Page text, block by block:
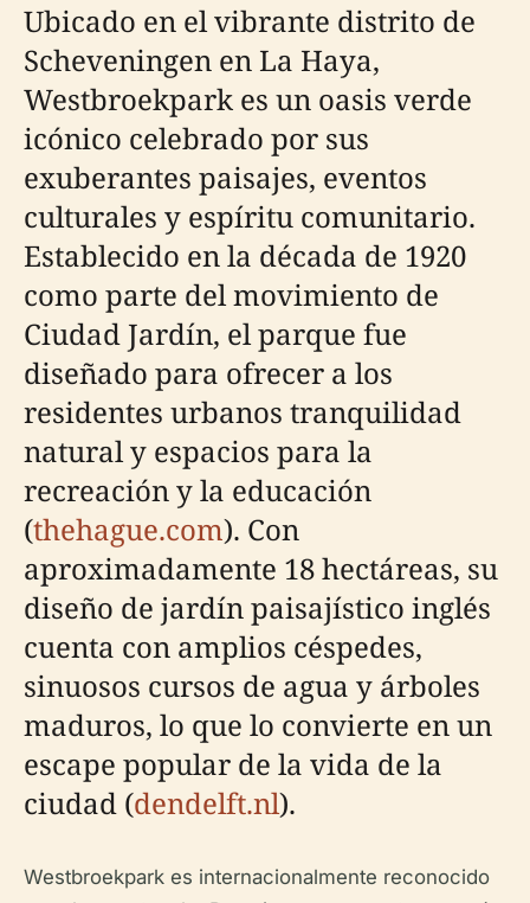
Ubicado en el vibrante distrito de
Scheveningen en La Haya,
Westbroekpark es un oasis verde
icónico celebrado por sus
exuberantes paisajes, eventos
culturales y espíritu comunitario.
Establecido en la década de 1920
como parte del movimiento de
Ciudad Jardín, el parque fue
diseñado para ofrecer a los
residentes urbanos tranquilidad
natural y espacios para la
recreación y la educación
(thehague.com). Con
aproximadamente 18 hectáreas, su
diseño de jardín paisajístico inglés
cuenta con amplios céspedes,
sinuosos cursos de agua y árboles
maduros, lo que lo convierte en un
escape popular de la vida de la
ciudad (dendelft.nl).
Westbroekpark es internacionalmente reconocido